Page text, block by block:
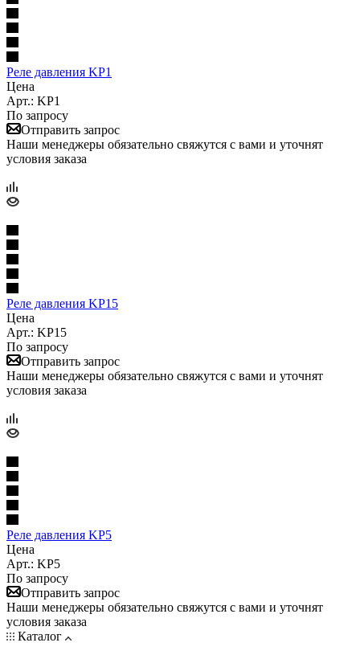
Реле давления KP1
Цена
Арт.: KP1
По запросу
Отправить запрос
Наши менеджеры обязательно свяжутся с вами и уточнят
условия заказа
Реле давления KP15
Цена
Арт.: KP15
По запросу
Отправить запрос
Наши менеджеры обязательно свяжутся с вами и уточнят
условия заказа
Реле давления KP5
Цена
Арт.: KP5
По запросу
Отправить запрос
Наши менеджеры обязательно свяжутся с вами и уточнят
условия заказа
Каталог